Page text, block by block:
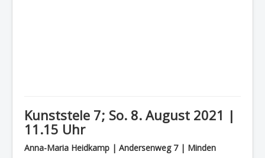
Kunststele 7; So. 8. August 2021 |
11.15 Uhr
Anna-Maria Heidkamp | Andersenweg 7 | Minden